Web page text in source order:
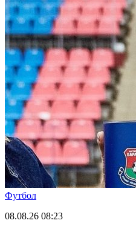
Футбол
08.08.26 08:23